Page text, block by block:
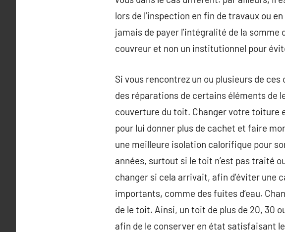
lors de l’inspection en fin de travaux ou
jamais de payer l’intégralité de la somme
couvreur et non un institutionnel pour
Si vous rencontrez un ou plusieurs de ces
des réparations de certains éléments de
couverture du toit. Changer votre toiture
pour lui donner plus de cachet et faire
une meilleure isolation calorifique pour
années, surtout si le toit n’est pas traité
changer si cela arrivait, afin d’éviter une
importants, comme des fuites d’eau.
de le toit. Ainsi, un toit de plus de 20, 30
afin de le conserver en état satisfaisant